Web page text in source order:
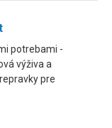
potrebami -
výživa a
pre